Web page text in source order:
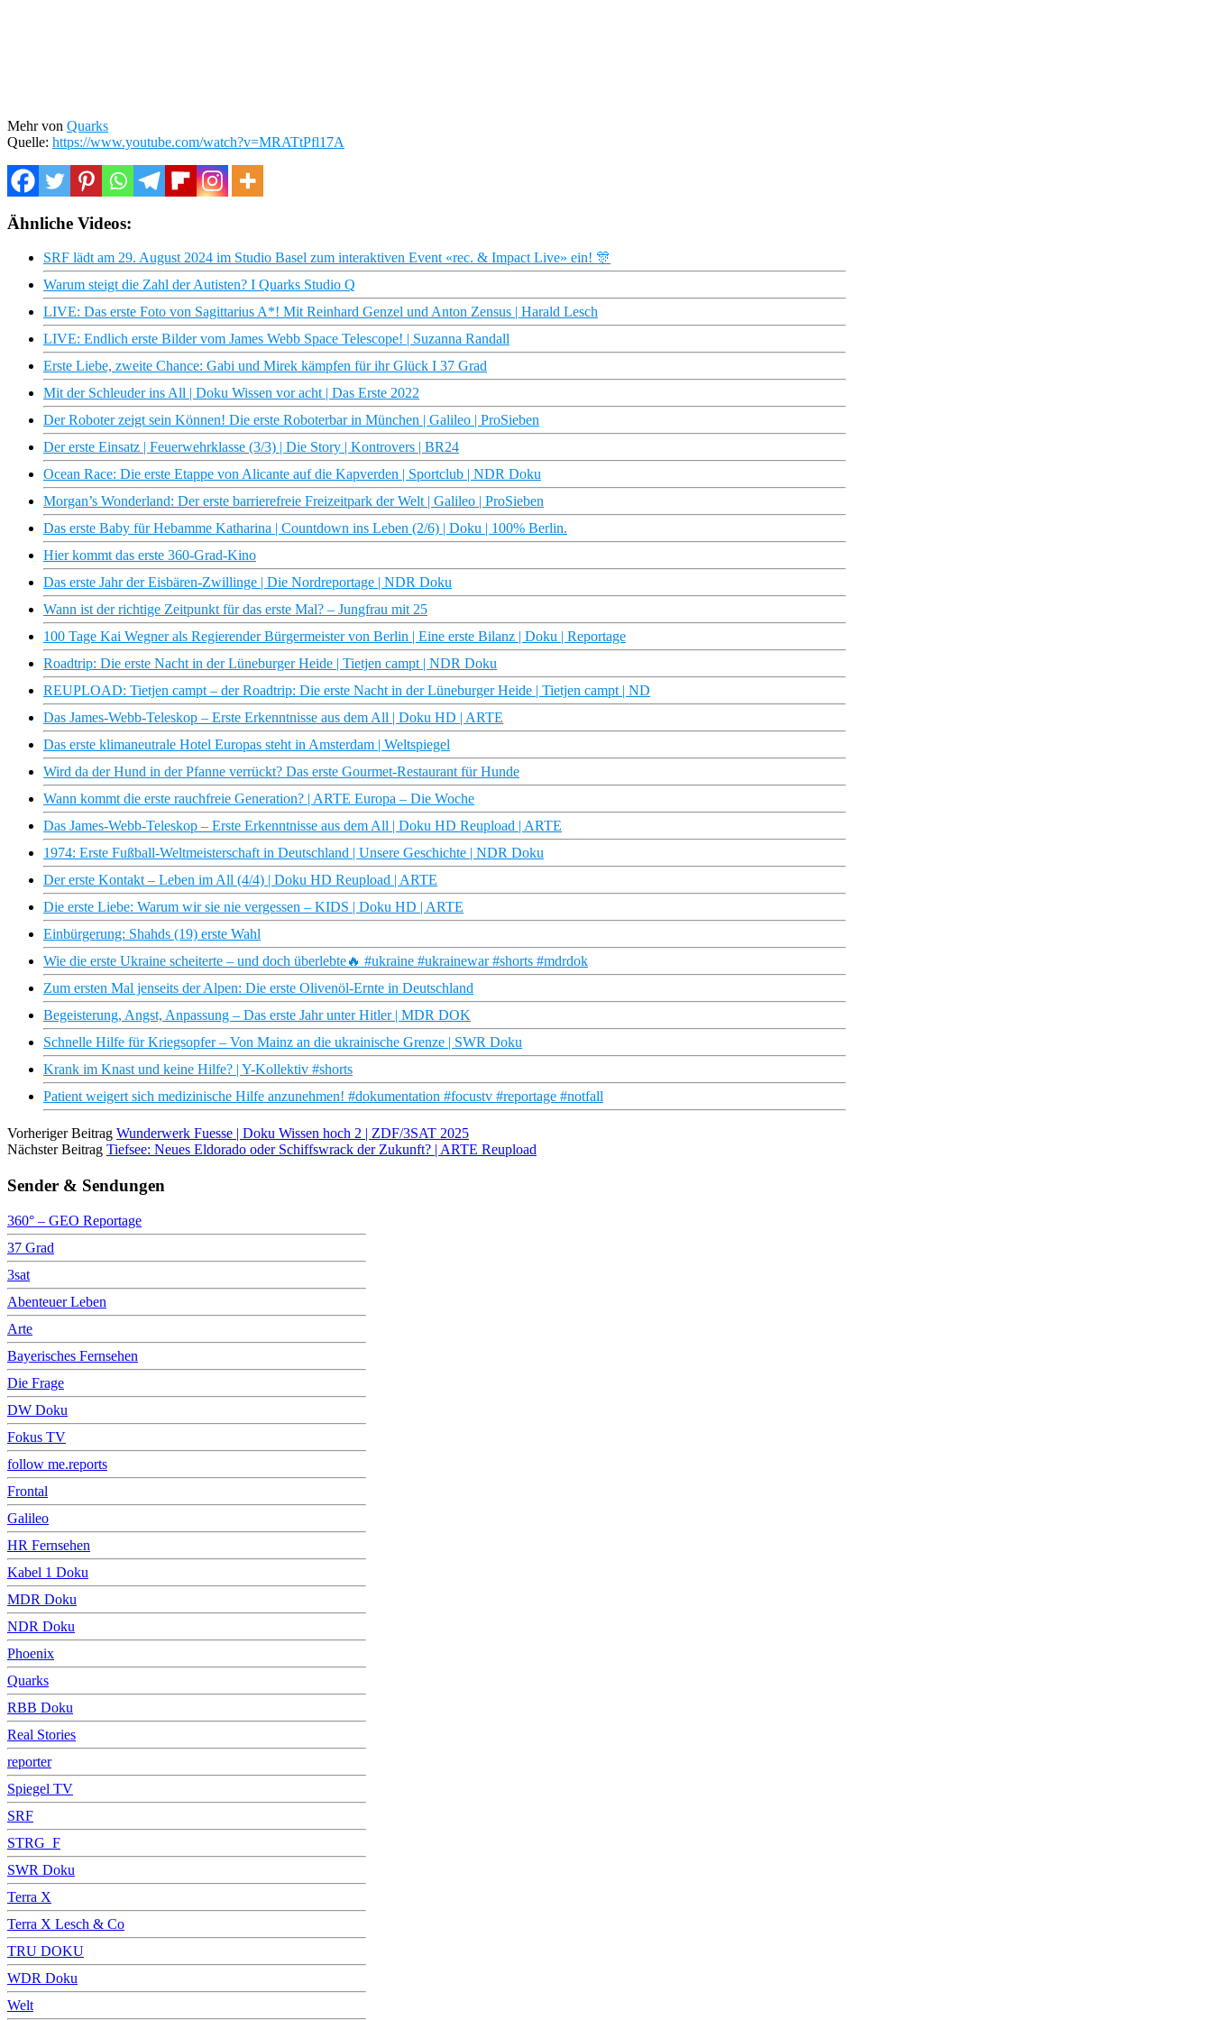
Mehr von Quarks
Quelle: https://www.youtube.com/watch?v=MRATtPfl17A
Ähnliche Videos:
SRF lädt am 29. August 2024 im Studio Basel zum interaktiven Event «rec. & Impact Live» ein! 🎊
Warum steigt die Zahl der Autisten? I Quarks Studio Q
LIVE: Das erste Foto von Sagittarius A*! Mit Reinhard Genzel und Anton Zensus | Harald Lesch
LIVE: Endlich erste Bilder vom James Webb Space Telescope! | Suzanna Randall
Erste Liebe, zweite Chance: Gabi und Mirek kämpfen für ihr Glück I 37 Grad
Mit der Schleuder ins All | Doku Wissen vor acht | Das Erste 2022
Der Roboter zeigt sein Können! Die erste Roboterbar in München | Galileo | ProSieben
Der erste Einsatz | Feuerwehrklasse (3/3) | Die Story | Kontrovers | BR24
Ocean Race: Die erste Etappe von Alicante auf die Kapverden | Sportclub | NDR Doku
Morgan’s Wonderland: Der erste barrierefreie Freizeitpark der Welt | Galileo | ProSieben
Das erste Baby für Hebamme Katharina | Countdown ins Leben (2/6) | Doku | 100% Berlin.
Hier kommt das erste 360-Grad-Kino
Das erste Jahr der Eisbären-Zwillinge | Die Nordreportage | NDR Doku
Wann ist der richtige Zeitpunkt für das erste Mal? – Jungfrau mit 25
100 Tage Kai Wegner als Regierender Bürgermeister von Berlin | Eine erste Bilanz | Doku | Reportage
Roadtrip: Die erste Nacht in der Lüneburger Heide | Tietjen campt | NDR Doku
REUPLOAD: Tietjen campt – der Roadtrip: Die erste Nacht in der Lüneburger Heide | Tietjen campt | ND
Das James-Webb-Teleskop – Erste Erkenntnisse aus dem All | Doku HD | ARTE
Das erste klimaneutrale Hotel Europas steht in Amsterdam | Weltspiegel
Wird da der Hund in der Pfanne verrückt? Das erste Gourmet-Restaurant für Hunde
Wann kommt die erste rauchfreie Generation? | ARTE Europa – Die Woche
Das James-Webb-Teleskop – Erste Erkenntnisse aus dem All | Doku HD Reupload | ARTE
1974: Erste Fußball-Weltmeisterschaft in Deutschland | Unsere Geschichte | NDR Doku
Der erste Kontakt – Leben im All (4/4) | Doku HD Reupload | ARTE
Die erste Liebe: Warum wir sie nie vergessen – KIDS | Doku HD | ARTE
Einbürgerung: Shahds (19) erste Wahl
Wie die erste Ukraine scheiterte – und doch überlebte🔥 #ukraine #ukrainewar #shorts #mdrdok
Zum ersten Mal jenseits der Alpen: Die erste Olivenöl-Ernte in Deutschland
Begeisterung, Angst, Anpassung – Das erste Jahr unter Hitler | MDR DOK
Schnelle Hilfe für Kriegsopfer – Von Mainz an die ukrainische Grenze | SWR Doku
Krank im Knast und keine Hilfe? | Y-Kollektiv #shorts
Patient weigert sich medizinische Hilfe anzunehmen! #dokumentation #focustv #reportage #notfall
Vorheriger Beitrag Wunderwerk Fuesse | Doku Wissen hoch 2 | ZDF/3SAT 2025
Nächster Beitrag Tiefsee: Neues Eldorado oder Schiffswrack der Zukunft? | ARTE Reupload
Sender & Sendungen
360° – GEO Reportage
37 Grad
3sat
Abenteuer Leben
Arte
Bayerisches Fernsehen
Die Frage
DW Doku
Fokus TV
follow me.reports
Frontal
Galileo
HR Fernsehen
Kabel 1 Doku
MDR Doku
NDR Doku
Phoenix
Quarks
RBB Doku
Real Stories
reporter
Spiegel TV
SRF
STRG_F
SWR Doku
Terra X
Terra X Lesch & Co
TRU DOKU
WDR Doku
Welt